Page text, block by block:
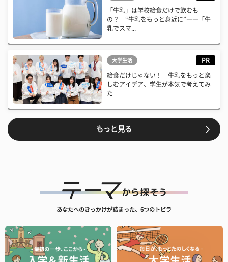
「牛乳」は学校給食だけで飲むも
の？ “牛乳をもっと身近に”――「牛
乳でスマ...
大学生活 PR
給食だけじゃない！ 牛乳をもっと楽
しむアイデア、学生が本気で考えてみ
た
もっと見る
あなたへのきっかけが詰まった、6つのトビラ